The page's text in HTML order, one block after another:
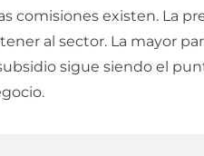
comisiones existen. La
al sector. La mayor
sigue siendo el